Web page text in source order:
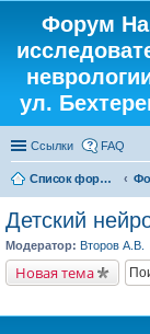
Форум
ул.
Ссылки FAQ
Список форумов
Детский
Модератор: Второв А.В.
Новая тема